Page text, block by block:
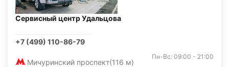
Сервисный центр Удальцова
+7 (499) 110-86-79
Мичуринский проспект(116 м)
Пн-Вс: 09:00 - 21:00